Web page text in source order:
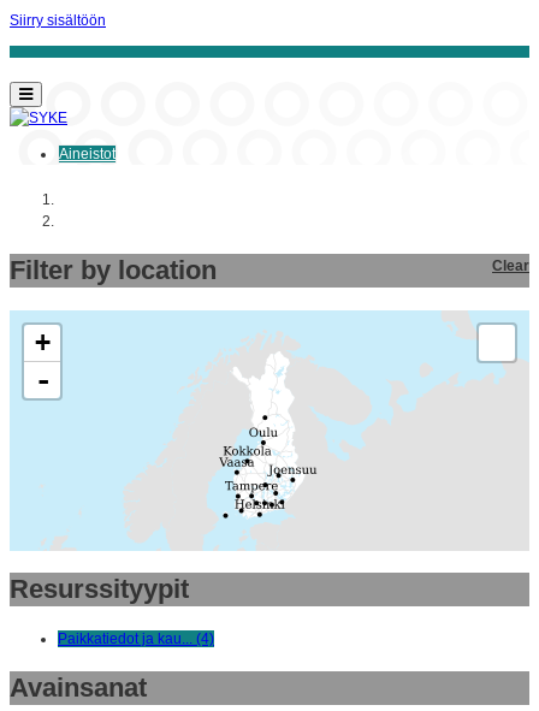
Siirry sisältöön
Aineistot
Filter by location Clear
+
-
Resurssityypit
Paikkatiedot ja kau... (4)
Avainsanat